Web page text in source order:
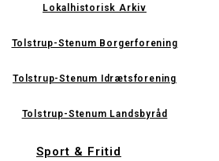
Lokalhistorisk Arkiv
Tolstrup-Stenum Borgerforening
Tolstrup-Stenum Idrætsforening
Tolstrup-Stenum Landsbyråd
Sport & Fritid